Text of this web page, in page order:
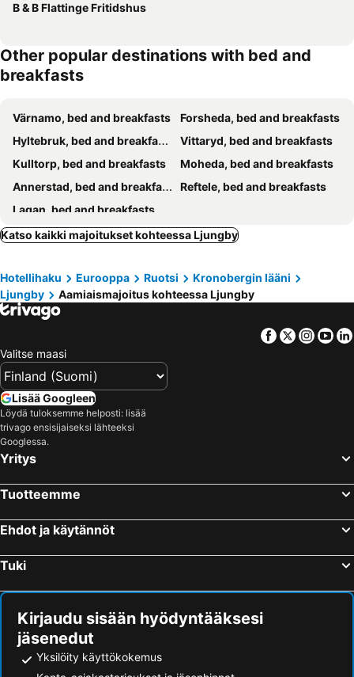
B & B Flattinge Fritidshus
Other popular destinations with bed and
breakfasts
Värnamo, bed and breakfasts
Forsheda, bed and breakfasts
Hyltebruk, bed and breakfasts
Vittaryd, bed and breakfasts
Kulltorp, bed and breakfasts
Moheda, bed and breakfasts
Annerstad, bed and breakfasts
Reftele, bed and breakfasts
Lagan, bed and breakfasts
Katso kaikki majoitukset kohteessa Ljungby
Hotellihaku Eurooppa Ruotsi
Kronobergin lääni
Ljungby
Aamiaismajoitus kohteessa Ljungby
Facebook
Twitter
Valitse maasi
Lisää Googleen
Löydä tuloksemme helposti: lisää
trivago ensisijaiseksi lähteeksi
Googlessa.
Yritys
Tuotteemme
Ehdot ja käytännöt
Tuki
Kirjaudu sisään hyödyntääksesi
jäsenedut
Yksilöity käyttökokemus